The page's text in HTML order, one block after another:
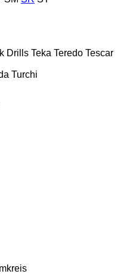
Drills Teka Teredo Tescar
Turchi